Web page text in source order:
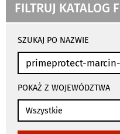
FILTRUJ KATALOG
wyszukiwania
automatycznie
SZUKAJ PO NAZWIE
POKAŻ Z WOJEWÓDZTWA